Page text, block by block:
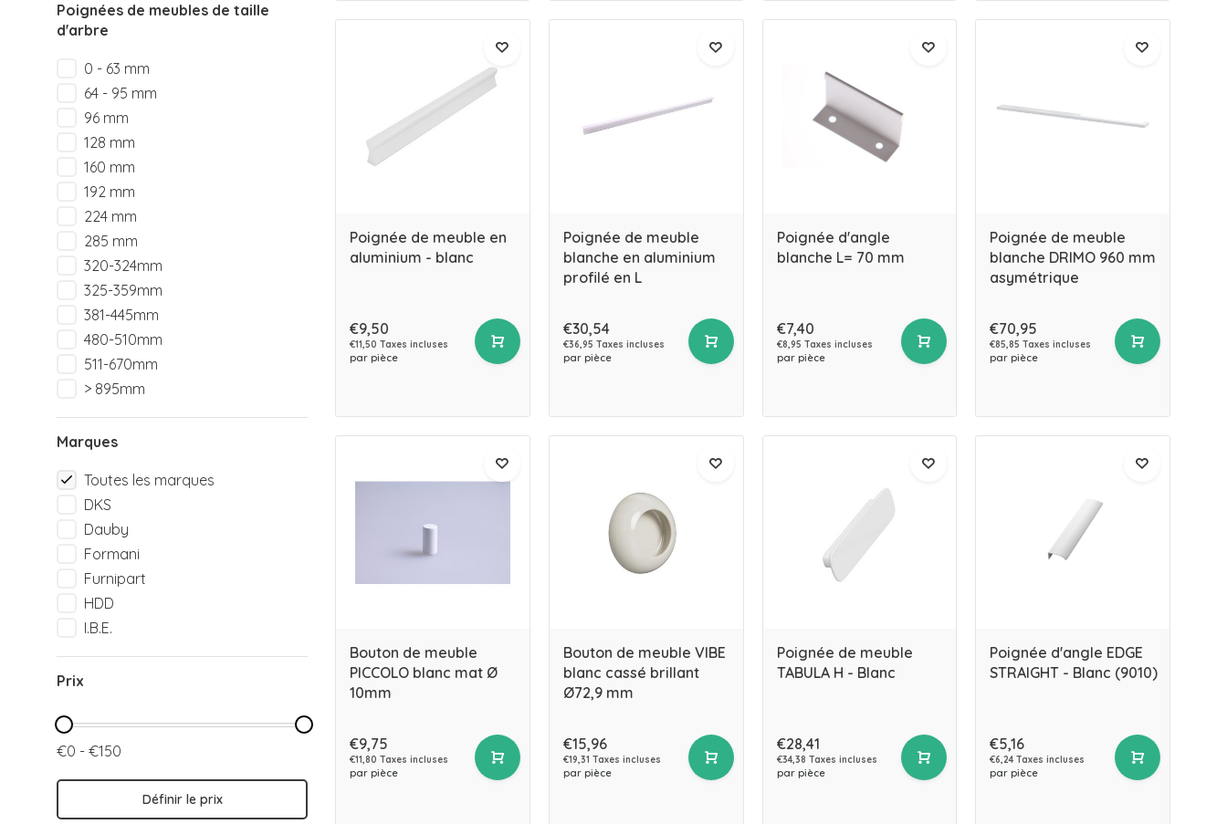
Poignées de meubles de taille
d'arbre
0 - 63 mm
64 - 95 mm
96 mm
128 mm
160 mm
192 mm
224 mm
285 mm
320-324mm
325-359mm
381-445mm
480-510mm
511-670mm
> 895mm
Marques
Toutes les marques
DKS
Dauby
Formani
Furnipart
HDD
I.B.E.
Prix
€0 - €150
Définir le prix
Poignée de meuble en
aluminium - blanc
€9,50
€11,50 Taxes incluses
par pièce
Poignée de meuble
blanche en aluminium
profilé en L
€30,54
€36,95 Taxes incluses
par pièce
Poignée d'angle
blanche L= 70 mm
€7,40
€8,95 Taxes incluses
par pièce
Poignée de meuble
blanche DRIMO 960 mm
asymétrique
€70,95
€85,85 Taxes incluses
par pièce
Bouton de meuble
PICCOLO blanc mat Ø
10mm
€9,75
€11,80 Taxes incluses
par pièce
Bouton de meuble VIBE
blanc cassé brillant
Ø72,9 mm
€15,96
€19,31 Taxes incluses
par pièce
Poignée de meuble
TABULA H - Blanc
€28,41
€34,38 Taxes incluses
par pièce
Poignée d'angle EDGE
STRAIGHT - Blanc (9010)
€5,16
€6,24 Taxes incluses
par pièce